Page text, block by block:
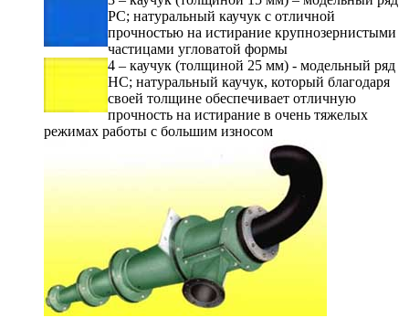
PC; натуральный каучук с отличной
прочностью на истирание крупнозернистыми
частицами угловатой формы
4 – каучук (толщиной 25 мм) - модельный ряд
НС; натуральный каучук, который благодаря
своей толщине обеспечивает отличную
прочность на истирание в очень тяжелых
режимах работы с большим износом